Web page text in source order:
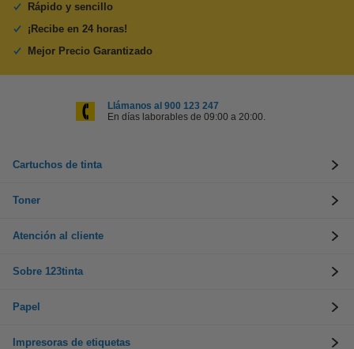
Rápido y sencillo
¡Recibe en 24 horas!
Mejor Precio Garantizado
Llámanos al 900 123 247
En días laborables de 09:00 a 20:00.
Cartuchos de tinta
Toner
Atención al cliente
Sobre 123tinta
Papel
Impresoras de etiquetas